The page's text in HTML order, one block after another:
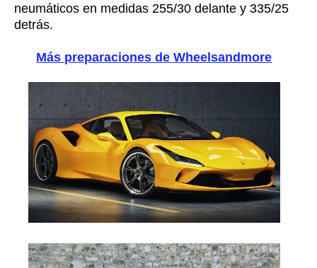
neumáticos en medidas 255/30 delante y 335/25
detrás.
Más preparaciones de Wheelsandmore